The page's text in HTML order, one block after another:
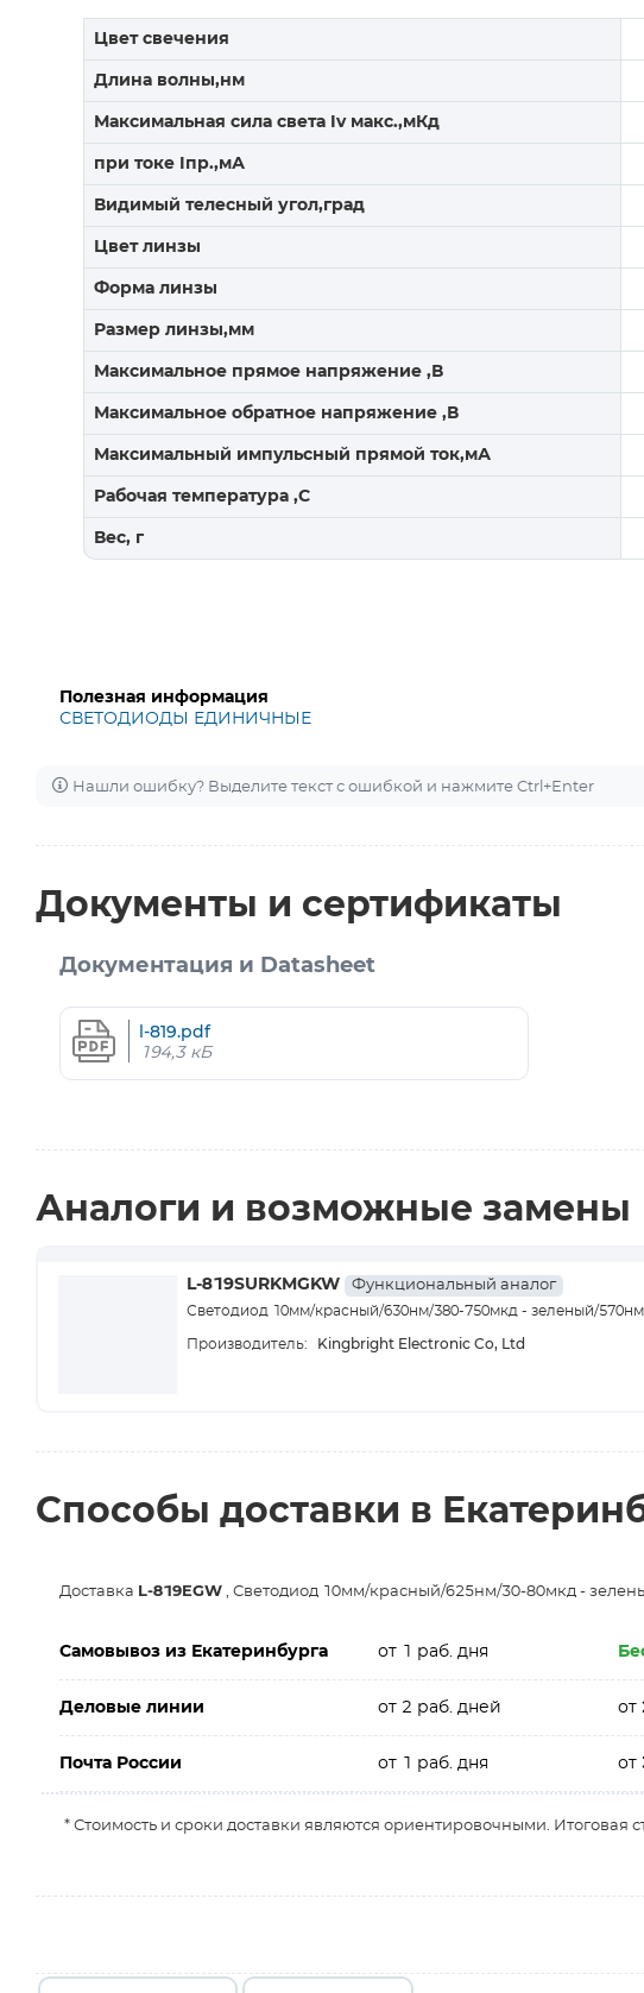
Цвет свечения
Длина волны,нм
Максимальная сила света Iv макс.,мКд
при токе Iпр.,мА
Видимый телесный угол,град
Цвет линзы
Форма линзы
Размер линзы,мм
Максимальное прямое напряжение ,В
Максимальное обратное напряжение ,В
Максимальный импульсный прямой ток,мА
Рабочая температура ,С
Вес, г
Полезная информация
СВЕТОДИОДЫ ЕДИНИЧНЫЕ
Нашли ошибку? Выделите текст с ошибкой и нажмите Ctrl+Enter
Документы и сертификаты
Документация и Datasheet
l-819.pdf
194,3 кБ
Аналоги и возможные замены
L-819SURKMGKW Функциональный аналог
Светодиод 10мм/красный/630нм/380-750мкд - зеленый/
Производитель: Kingbright Electronic Co, Ltd
Способы доставки в
Доставка L-819EGW , Светодиод 10мм/красный/625нм/30-80мкд -
Самовывоз из Екатеринбурга от 1 раб. дня
Деловые линии от 2 раб. дней от
Почта России от 1 раб. дня от
* Стоимость и сроки доставки являются ориентировочными. Итоговая